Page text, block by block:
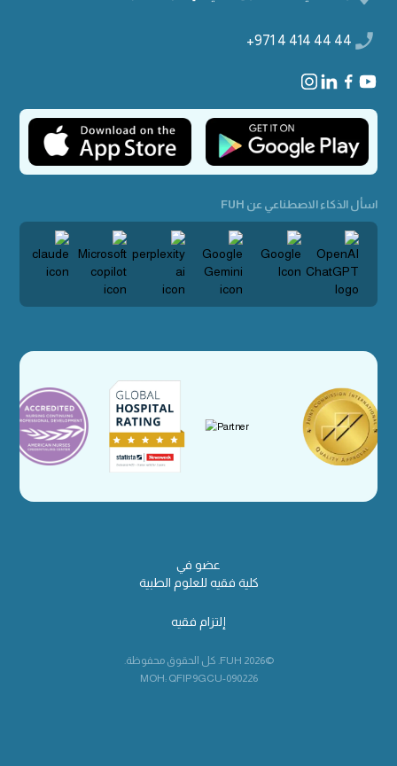
+971 4 414 44 44
اسأل الذكاء الاصطناعي عن FUH
عضو في
كلية فقيه للعلوم الطبية
إلتزام فقيه
©2026 FUH. كل الحقوق محفوظة.
MOH: QFIP9GCU-090226